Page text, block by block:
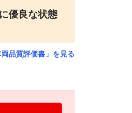
優良な状態
品質評価書」を見る